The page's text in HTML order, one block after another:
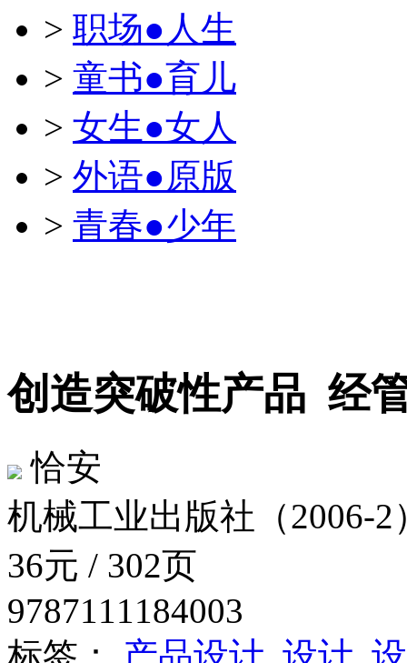
> 职场●人生
> 童书●育儿
> 女生●女人
> 外语●原版
> 青春●少年
创造突破性产品 经
恰安
机械工业出版社（2006-2
36元 / 302页
9787111184003
标签： 产品设计 设计